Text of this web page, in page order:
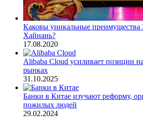
Каковы уникальные
Хайнань?
17.08.2020
Alibaba Cloud усиливает позиции
рынках
31.10.2025
Банки в Китае изучают реформу,
пожилых людей
29.02.2024